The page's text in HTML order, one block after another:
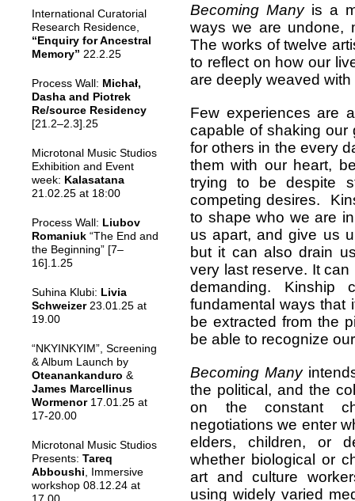
International Curatorial
Research Residence,
“Enquiry for Ancestral
Memory” 22.2.25
Process Wall: Michał,
Dasha and Piotrek
Re/source Residency
[21.2–2.3].25
Microtonal Music Studios
Exhibition and Event
week: Kalasatana
21.02.25 at 18:00
Process Wall: Liubov
Romaniuk “The End and
the Beginning” [7–
16].1.25
Suhina Klubi: Livia
Schweizer23.01.25 at
19.00
“NKYINKYIM”, Screening
& Album Launch by
Oteanankanduro &
James Marcellinus
Wormenor17.01.25 at
17-20.00
Microtonal Music Studios
Presents: Tareq
Abboushi , Immersive
workshop 08.12.24 at
Becoming Manyis a
ways we are undone,
The works of twelve
to reflect on how our
are deeply weaved
Few experiences are
capable of shaking our
for others in the every
them with our heart,
trying to be despite
competing desires.
to shape who we are
us apart, and give us
but it can also drain
very last reserve. It
demanding.
fundamental ways that
be extracted from the
be able to recognize
Becoming Many
the political, and the
on the constant
negotiations we enter
elders, children, or
whether biological or
art and culture
using widely varied